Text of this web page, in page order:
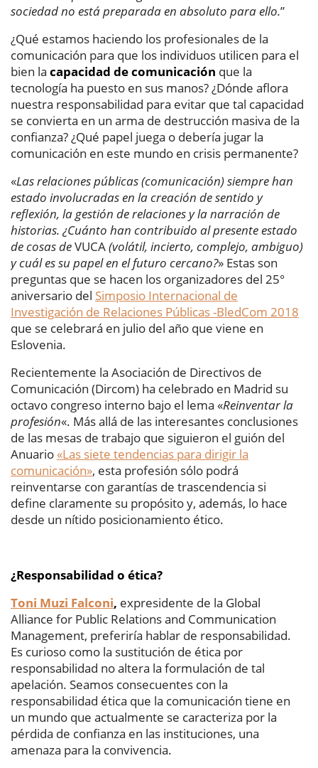
sociedad no está preparada en absoluto para ello.”
¿Qué estamos haciendo los profesionales de la
comunicación para que los individuos utilicen para el
bien la capacidad de comunicación que la
tecnología ha puesto en sus manos? ¿Dónde aflora
nuestra responsabilidad para evitar que tal capacidad
se convierta en un arma de destrucción masiva de la
confianza? ¿Qué papel juega o debería jugar la
comunicación en este mundo en crisis permanente?
«Las relaciones públicas (comunicación) siempre han
estado involucradas en la creación de sentido y
reflexión, la gestión de relaciones y la narración de
historias. ¿Cuánto han contribuido al presente estado
de cosas deVUCA(volátil, incierto, complejo, ambiguo)
y cuál es su papel en el futuro cercano?» Estas son
preguntas que se hacen los organizadores del 25°
aniversario del Simposio Internacional de
Investigación de Relaciones Públicas -BledCom 2018
que se celebrará en julio del año que viene en
Eslovenia.
Recientemente la Asociación de Directivos de
Comunicación (Dircom) ha celebrado en Madrid su
octavo congreso interno bajo el lema «Reinventar la
profesión«. Más allá de las interesantes conclusiones
de las mesas de trabajo que siguieron el guión del
Anuario«Las siete tendencias para dirigir la
comunicación», esta profesión sólo podrá
reinventarse con garantías de trascendencia si
define claramente su propósito y, además, lo hace
desde un nítido posicionamiento ético.
¿Responsabilidad o ética?
Toni Muzi Falconi, expresidente de la Global
Alliance for Public Relations and Communication
Management, preferiría hablar de responsabilidad.
Es curioso como la sustitución de ética por
responsabilidad no altera la formulación de tal
apelación. Seamos consecuentes con la
responsabilidad ética que la comunicación tiene en
un mundo que actualmente se caracteriza por la
pérdida de confianza en las instituciones, una
amenaza para la convivencia.